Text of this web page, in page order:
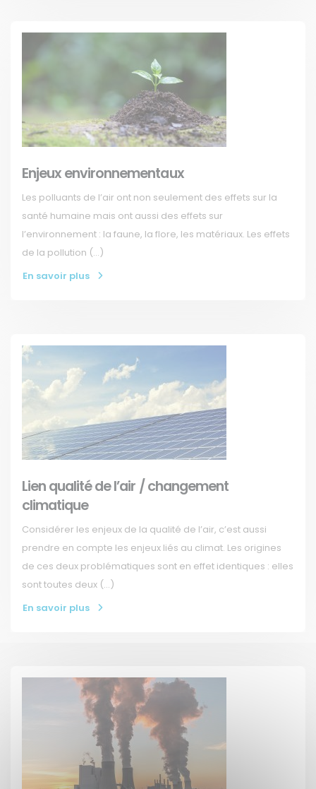
Enjeux environnementaux
Les polluants de l’air ont non seulement des effets sur la
santé humaine mais ont aussi des effets sur
l’environnement : la faune, la flore, les matériaux. Les effets
de la pollution (…)
En savoir plus
Lien qualité de l’air / changement
climatique
Considérer les enjeux de la qualité de l’air, c’est aussi
prendre en compte les enjeux liés au climat. Les origines
de ces deux problématiques sont en effet identiques : elles
sont toutes deux (…)
En savoir plus